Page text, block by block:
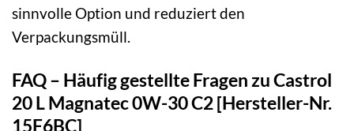
sinnvolle Option und reduziert den
Verpackungsmüll.
FAQ – Häufig gestellte Fragen zu Castrol
20 L Magnatec 0W-30 C2 [Hersteller-Nr.
15F6BC]